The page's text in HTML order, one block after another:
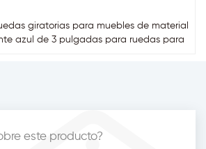
giratorias para muebles de material
azul de 3 pulgadas para ruedas para
este producto?